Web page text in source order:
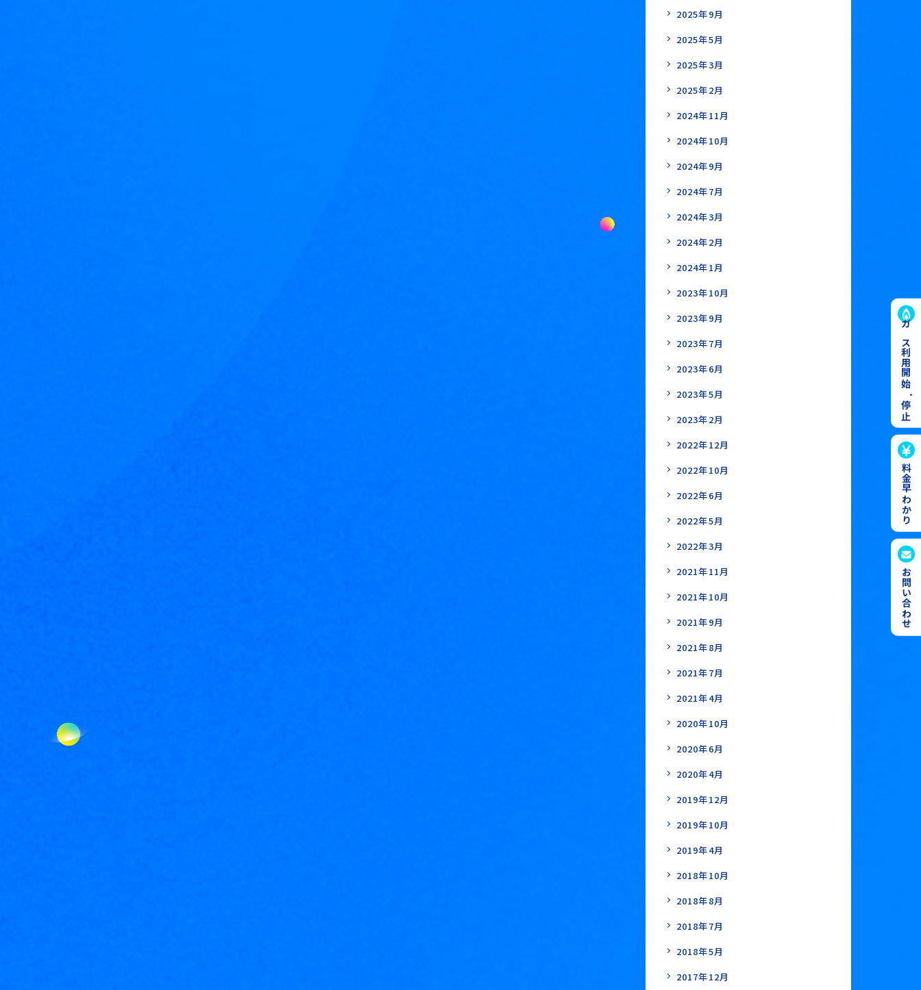
2025年9月
2025年5月
2025年3月
2025年2月
2024年11月
2024年10月
2024年9月
2024年7月
2024年3月
2024年2月
2024年1月
2023年10月
2023年9月
2023年7月
2023年6月
2023年5月
2023年2月
2022年12月
2022年10月
2022年6月
2022年5月
2022年3月
2021年11月
2021年10月
2021年9月
2021年8月
2021年7月
2021年4月
2020年10月
2020年6月
2020年4月
2019年12月
2019年10月
2019年4月
2018年10月
2018年8月
2018年7月
2018年5月
2017年12月
ガス利用開始
・
停止
料金早わかり
お問い合わせ